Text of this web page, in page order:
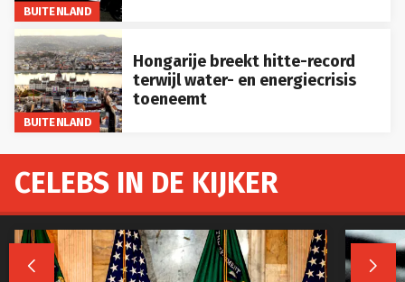
BUITENLAND
BUITENLAND
Hongarije breekt hitte-record
terwijl water- en energiecrisis
toeneemt
CELEBS IN DE KIJKER
 